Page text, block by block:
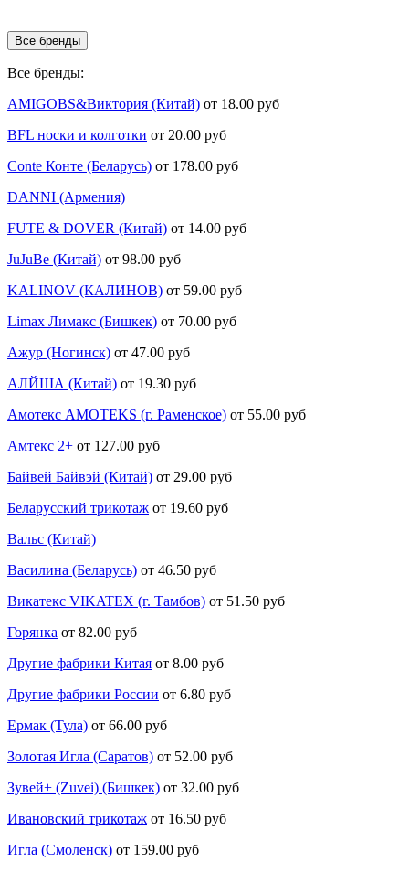
Все бренды
Все бренды:
AMIGOBS&Виктория (Китай) от 18.00 руб
BFL носки и колготки от 20.00 руб
Conte Конте (Беларусь) от 178.00 руб
DANNI (Армения)
FUTE & DOVER (Китай) от 14.00 руб
JuJuBe (Китай) от 98.00 руб
KALINOV (КАЛИНОВ) от 59.00 руб
Limax Лимакс (Бишкек) от 70.00 руб
Ажур (Ногинск) от 47.00 руб
АЛЙША (Китай) от 19.30 руб
Амотекс AMOTEKS (г. Раменское) от 55.00 руб
Амтекс 2+ от 127.00 руб
Байвей Байвэй (Китай) от 29.00 руб
Беларусский трикотаж от 19.60 руб
Вальс (Китай)
Василина (Беларусь) от 46.50 руб
Викатекс VIKATEX (г. Тамбов) от 51.50 руб
Горянка от 82.00 руб
Другие фабрики Китая от 8.00 руб
Другие фабрики России от 6.80 руб
Ермак (Тула) от 66.00 руб
Золотая Игла (Саратов) от 52.00 руб
Зувей+ (Zuvei) (Бишкек) от 32.00 руб
Ивановский трикотаж от 16.50 руб
Игла (Смоленск) от 159.00 руб